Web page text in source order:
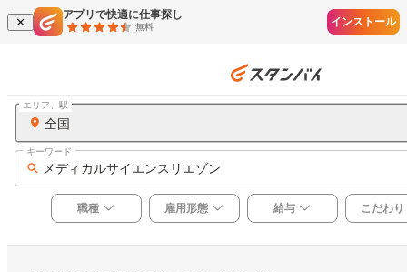
アプリで快適に仕事探し
無料 インストール
全国
エリア、駅
メディカルサイエンスリエゾン
キーワード
職種 雇用形態 給与 こだわり